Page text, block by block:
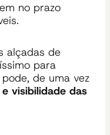
no prazo
alçadas de
para
de uma vez
visibilidade das